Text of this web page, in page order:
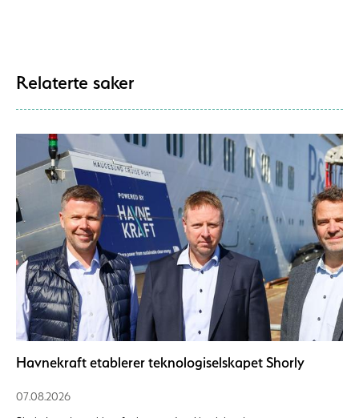
Relaterte saker
Havnekraft etablerer teknologiselskapet Shorly
07.08.2026